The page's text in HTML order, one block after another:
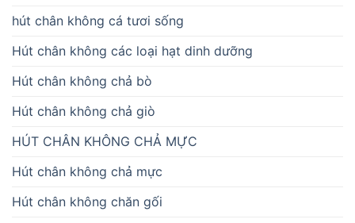
hút chân không cá tươi sống
Hút chân không các loại hạt dinh dưỡng
Hút chân không chả bò
Hút chân không chả giò
HÚT CHÂN KHÔNG CHẢ MỰC
Hút chân không chả mực
Hút chân không chăn gối